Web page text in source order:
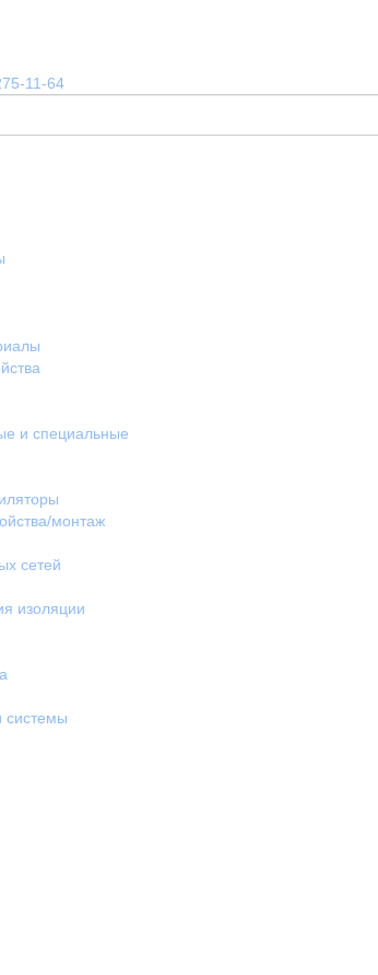
11-64
и специальные
монтаж
сетей
изоляции
системы